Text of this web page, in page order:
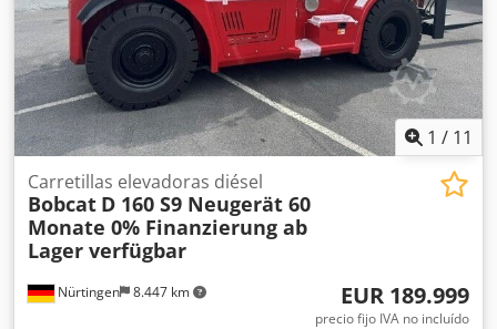
1 / 11
Nürtingen 8.447 km
Carretillas elevadoras diésel
Bobcat D 160 S9 Neugerät 60
Monate 0% Finanzierung ab
Lager verfügbar
EUR 189.999
precio fijo IVA no incluído